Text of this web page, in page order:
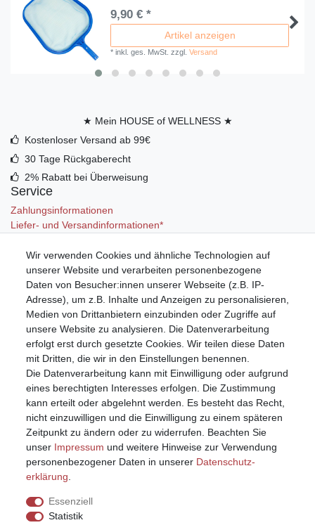
9,90 € *
Artikel anzeigen
*inkl. ges. MwSt. zzgl.Versand
★ Mein HOUSE of WELLNESS ★
Kostenloser Versand ab 99€
30 Tage Rückgaberecht
2% Rabatt bei Überweisung
Service
Zahlungsinformationen
Liefer- und Versandinformationen*
Mein Konto
Registrieren
Anmelden (Login)
Warenkorb
Wir verwenden Cookies und ähnliche Technologien auf
unserer Website und verarbeiten personenbezogene
Daten von Besucher:innen unserer Webseite (z.B. IP-
Adresse), um z.B. Inhalte und Anzeigen zu personalisieren,
Medien von Drittanbietern einzubinden oder Zugriffe auf
unsere Website zu analysieren. Die Datenverarbeitung
erfolgt erst durch gesetzte Cookies. Wir teilen diese Daten
mit Dritten, die wir in den Einstellungen benennen.
Die Datenverarbeitung kann mit Einwilligung oder aufgrund
eines berechtigten Interesses erfolgen. Die Zustimmung
kann erteilt oder abgelehnt werden. Es besteht das Recht,
nicht einzuwilligen und die Einwilligung zu einem späteren
Zeitpunkt zu ändern oder zu widerrufen. Beachten Sie
unser Impressum und weitere Hinweise zur Verwendung
personenbezogener Daten in unserer Daten­schutz­
erklärung
Essenziell
Statistik